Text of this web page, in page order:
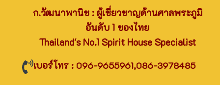
ก.วัฒนาพานิช : ผู้เชี่ยวชาญด้านศาลพระภูมิ
อันดับ 1 ของไทย
Thailand's No.1 Spirit House Specialist
เบอร์โทร : 096-9655961,086-3978485